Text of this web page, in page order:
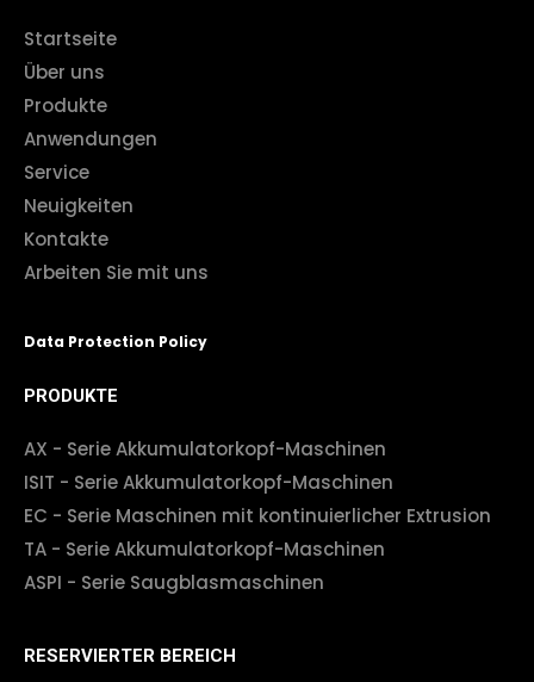
Startseite
Über uns
Produkte
Anwendungen
Service
Neuigkeiten
Kontakte
Arbeiten Sie mit uns
Data Protection Policy
PRODUKTE
AX - Serie Akkumulatorkopf-Maschinen
ISIT - Serie Akkumulatorkopf-Maschinen
EC - Serie Maschinen mit kontinuierlicher Extrusion
TA - Serie Akkumulatorkopf-Maschinen
ASPI - Serie Saugblasmaschinen
RESERVIERTER BEREICH